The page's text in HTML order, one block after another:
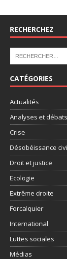
RECHERCHEZ
CATÉGORIES
Actualités
Analyses et débats
Crise
Désobéissance
Droit et justice
Ecologie
Extrême droite
Forcalquier
International
Luttes sociales
Médias